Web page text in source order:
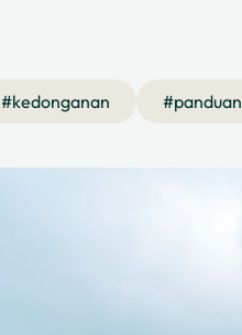
#kedonganan #panduan